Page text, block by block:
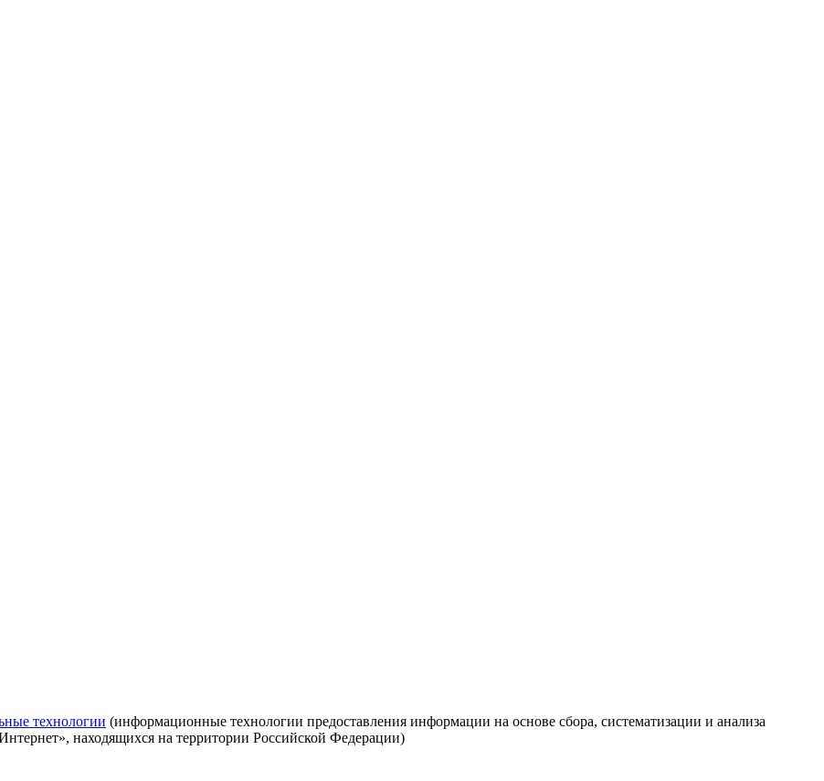
технологии (информационные технологии предоставления информации на основе сбора, систематизации и анализа
находящихся на территории Российской Федерации)